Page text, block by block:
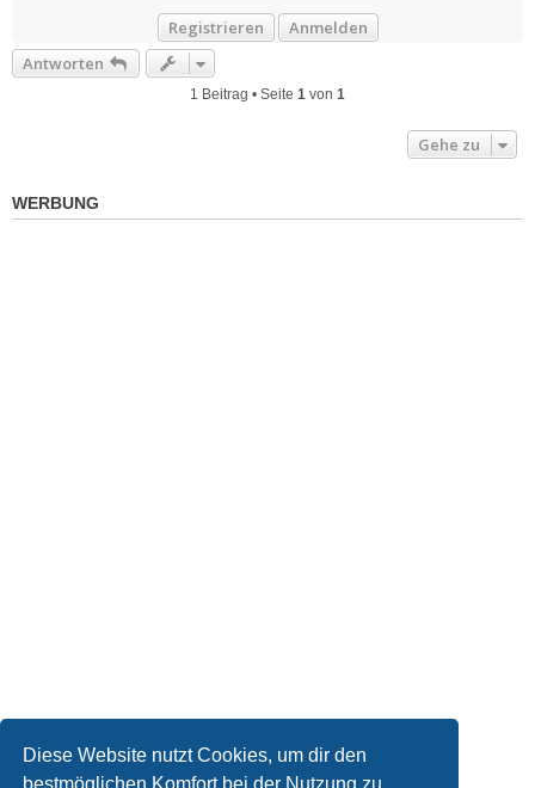
Diese Website nutzt Cookies, um dir den
bestmöglichen Komfort bei der Nutzung zu
Registrieren
Anmelden
Antworten
1 Beitrag • Seite 1 von 1
Gehe zu
WERBUNG